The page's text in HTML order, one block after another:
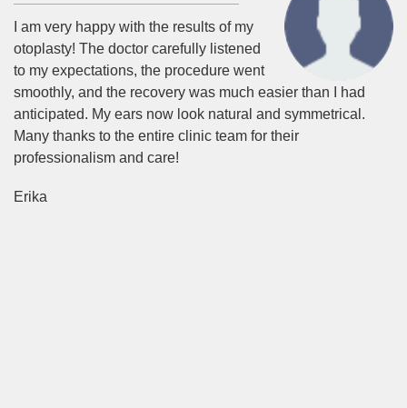
I am very happy with the results of my
otoplasty! The doctor carefully listened
to my expectations, the procedure went
smoothly, and the recovery was much easier than I had
anticipated. My ears now look natural and symmetrical.
Many thanks to the entire clinic team for their
professionalism and care!
Erika